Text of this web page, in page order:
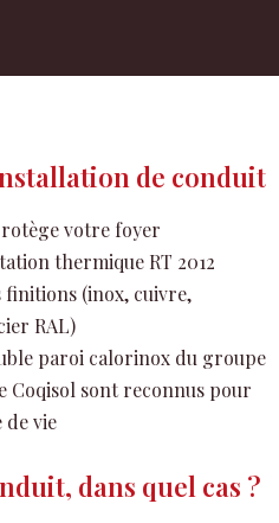
de conduit
votre foyer
thermique RT 2012
finitions (inox, cuivre,
RAL)
paroi calorinox du groupe
Coqisol sont reconnus pour
de vie
dans quel cas ?